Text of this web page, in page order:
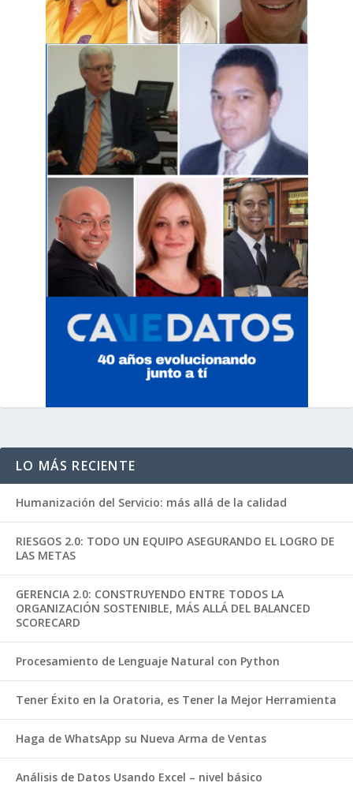
LO MÁS RECIENTE
Humanización del Servicio: más allá de la calidad
RIESGOS 2.0: TODO UN EQUIPO ASEGURANDO EL LOGRO DE
LAS METAS
GERENCIA 2.0: CONSTRUYENDO ENTRE TODOS LA
ORGANIZACIÓN SOSTENIBLE, MÁS ALLÁ DEL BALANCED
SCORECARD
Procesamiento de Lenguaje Natural con Python
Tener Éxito en la Oratoria, es Tener la Mejor Herramienta
Haga de WhatsApp su Nueva Arma de Ventas
Análisis de Datos Usando Excel – nivel básico